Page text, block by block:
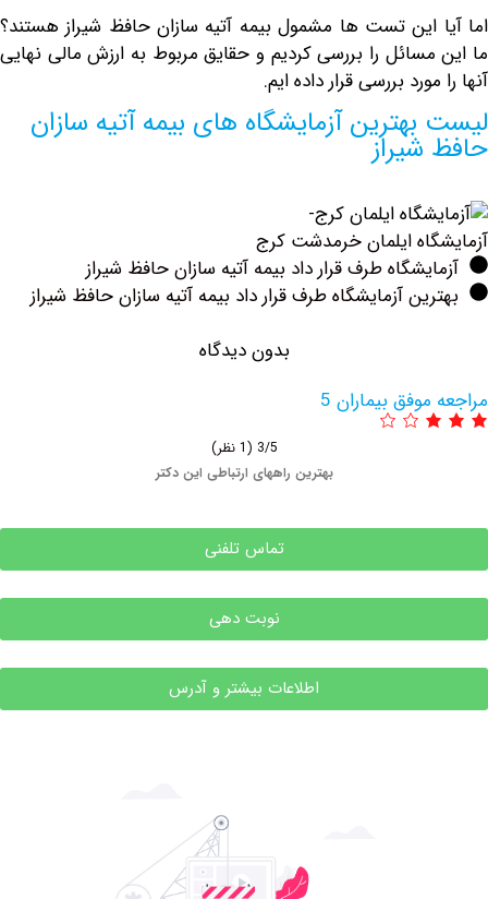
این تست ها مشمول بیمه آتیه سازان حافظ شیراز هستند؟
را بررسی کردیم و حقایق مربوط به ارزش مالی نهایی
بررسی قرار داده ایم.
آزمایشگاه های بیمه آتیه سازان
ایلمان خرمدشت کرج
طرف قرار داد بیمه آتیه سازان حافظ شیراز
آزمایشگاه طرف قرار داد بیمه آتیه سازان حافظ شیراز
بدون دیدگاه
بیماران 5
بهترین راههای ارتباطی این دکتر
تماس تلفنی
نوبت دهی
اطلاعات بیشتر و آدرس